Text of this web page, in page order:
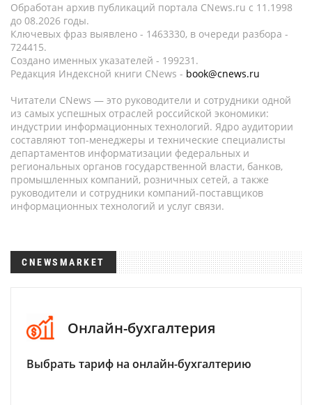
Обработан архив публикаций портала CNews.ru c 11.1998
до 08.2026 годы.
Ключевых фраз выявлено - 1463330, в очереди разбора -
724415.
Создано именных указателей - 199231.
Редакция Индексной книги CNews - book@cnews.ru
Читатели CNews — это руководители и сотрудники одной
из самых успешных отраслей российской экономики:
индустрии информационных технологий. Ядро аудитории
составляют топ-менеджеры и технические специалисты
департаментов информатизации федеральных и
региональных органов государственной власти, банков,
промышленных компаний, розничных сетей, а также
руководители и сотрудники компаний-поставщиков
информационных технологий и услуг связи.
CNEWSMARKET
Онлайн-бухгалтерия
Выбрать тариф на онлайн-бухгалтерию